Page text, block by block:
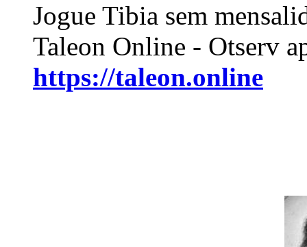
Jogue Tibia sem
Taleon Online - Otserv
https://taleon.online